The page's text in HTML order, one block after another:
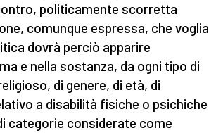
politicamente scorretta
comunque espressa, che voglia
dovrà perciò apparire
e nella sostanza, da ogni tipo di
di genere, di età, di
a disabilità fisiche o psichiche
categorie considerate come